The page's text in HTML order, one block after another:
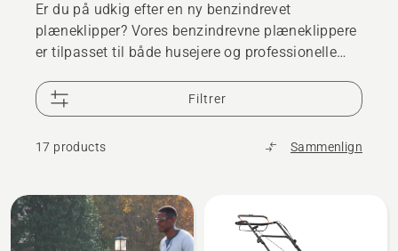
Er du på udkig efter en ny benzindrevet
plæneklipper? Vores benzindrevne plæneklippere
er tilpasset til både husejere og professionelle
motorer samt holdbare klippeborde, der leverer
førsteklasses klipperesultater hver gang for at
give en pæn og sund græsplæne.
Filtrer
17 products Sammenlign
Alle
produkter